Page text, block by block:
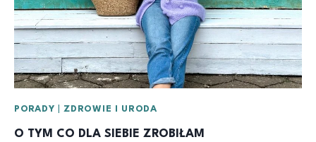
PORADY |ZDROWIE I URODA
O TYM CO DLA SIEBIE ZROBIŁAM